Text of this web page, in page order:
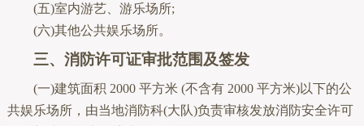
(五)室内游艺、游乐场所;
(六)其他公共娱乐场所。
三、消防许可证审批范围及签发
(一)建筑面积 2000 平方米 (不含有 2000 平方米)以下的公
共娱乐场所，由当地消防科(大队)负责审核发放消防安全许可